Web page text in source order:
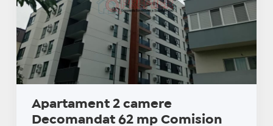
Apartament 2 camere
Decomandat 62 mp Comision